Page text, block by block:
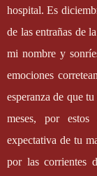
hospital. Es
de las entrañas de
mi nombre y
emociones
esperanza de que
meses, por
expectativa de tu
por las corrientes